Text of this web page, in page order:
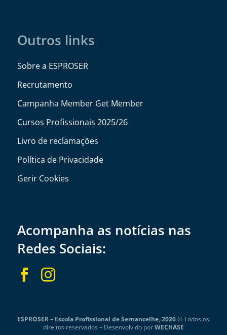
Outros links
Sobre a ESPROSER
Recrutamento
Campanha Member Get Member
Cursos Profissionais 2025/26
Livro de reclamações
Política de Privacidade
Gerir Cookies
Acompanha as notícias nas
Redes Sociais:
 
ESPROSER – Escola Profissional de Sernancelhe, 2026© Todos os
direitos reservados – Desenvolvido porWECHASE